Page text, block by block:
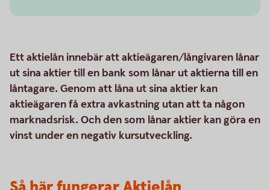
Ett aktielån innebär att aktieägaren/långivaren lånar
ut sina aktier till en bank som lånar ut aktierna till en
låntagare. Genom att låna ut sina aktier kan
aktieägaren få extra avkastning utan att ta någon
marknadsrisk. Och den som lånar aktier kan göra en
vinst under en negativ kursutveckling.